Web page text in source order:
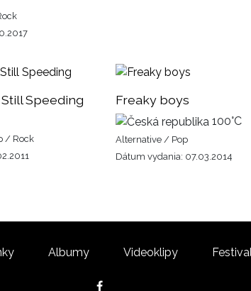
Speeding
/ Rock
Freaky boys
100°C
Alternative / Pop
Dátum vydania: 07.03.2014
Albumy Videoklipy